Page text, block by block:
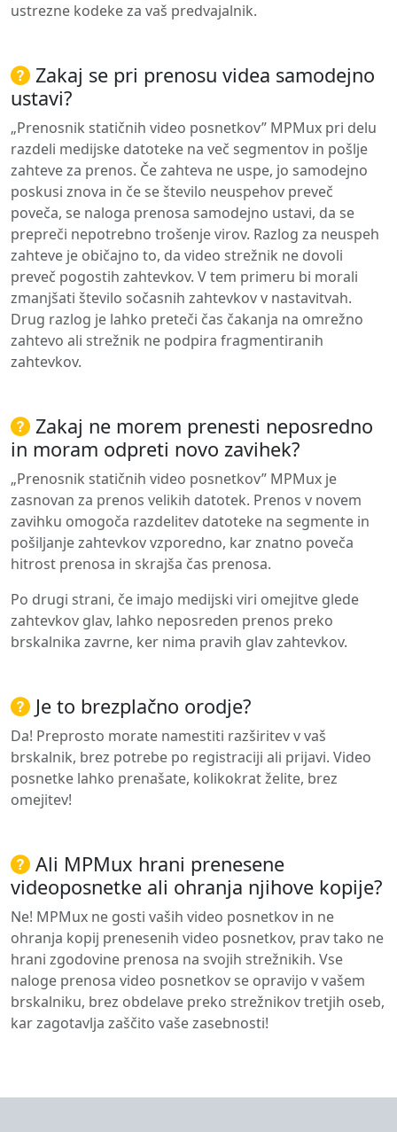
ustrezne kodeke za vaš predvajalnik.
Zakaj se pri prenosu videa samodejno
ustavi?
„Prenosnik statičnih video posnetkov” MPMux pri delu
razdeli medijske datoteke na več segmentov in pošlje
zahteve za prenos. Če zahteva ne uspe, jo samodejno
poskusi znova in če se število neuspehov preveč
poveča, se naloga prenosa samodejno ustavi, da se
prepreči nepotrebno trošenje virov. Razlog za neuspeh
zahteve je običajno to, da video strežnik ne dovoli
preveč pogostih zahtevkov. V tem primeru bi morali
zmanjšati število sočasnih zahtevkov v nastavitvah.
Drug razlog je lahko preteči čas čakanja na omrežno
zahtevo ali strežnik ne podpira fragmentiranih
zahtevkov.
Zakaj ne morem prenesti neposredno
in moram odpreti novo zavihek?
„Prenosnik statičnih video posnetkov” MPMux je
zasnovan za prenos velikih datotek. Prenos v novem
zavihku omogoča razdelitev datoteke na segmente in
pošiljanje zahtevkov vzporedno, kar znatno poveča
hitrost prenosa in skrajša čas prenosa.
Po drugi strani, če imajo medijski viri omejitve glede
zahtevkov glav, lahko neposreden prenos preko
brskalnika zavrne, ker nima pravih glav zahtevkov.
Je to brezplačno orodje?
Da! Preprosto morate namestiti razširitev v vaš
brskalnik, brez potrebe po registraciji ali prijavi. Video
posnetke lahko prenašate, kolikokrat želite, brez
omejitev!
Ali MPMux hrani prenesene
videoposnetke ali ohranja njihove kopije?
Ne! MPMux ne gosti vaših video posnetkov in ne
ohranja kopij prenesenih video posnetkov, prav tako ne
hrani zgodovine prenosa na svojih strežnikih. Vse
naloge prenosa video posnetkov se opravijo v vašem
brskalniku, brez obdelave preko strežnikov tretjih oseb,
kar zagotavlja zaščito vaše zasebnosti!